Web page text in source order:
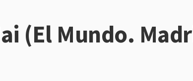
(El Mundo.